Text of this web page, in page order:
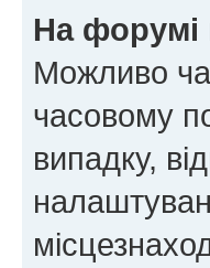
На форумі
Можливо
часовому
випадку,